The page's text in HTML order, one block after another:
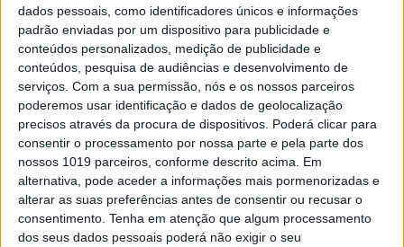
dados pessoais, como identificadores únicos e informações
padrão enviadas por um dispositivo para publicidade e
conteúdos personalizados, medição de publicidade e
conteúdos, pesquisa de audiências e desenvolvimento de
serviços. Com a sua permissão, nós e os nossos parceiros
poderemos usar identificação e dados de geolocalização
precisos através da procura de dispositivos. Poderá clicar para
consentir o processamento por nossa parte e pela parte dos
nossos 1019 parceiros, conforme descrito acima. Em
alternativa, pode aceder a informações mais pormenorizadas e
alterar as suas preferências antes de consentir ou recusar o
consentimento. Tenha em atenção que algum processamento
dos seus dados pessoais poderá não exigir o seu